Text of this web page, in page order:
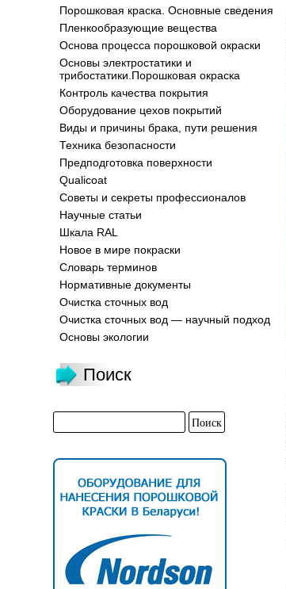
Порошковая краска. Основные сведения
Пленкообразующие вещества
Основа процесса порошковой окраски
Основы электростатики и
трибостатики.Порошковая окраска
Контроль качества покрытия
Оборудование цехов покрытий
Виды и причины брака, пути решения
Техника безопасности
Предподготовка поверхности
Qualicoat
Советы и секреты профессионалов
Научные статьи
Шкала RAL
Новое в мире покраски
Словарь терминов
Нормативные документы
Очистка сточных вод
Очистка сточных вод — научный подход
Основы экологии
Поиск